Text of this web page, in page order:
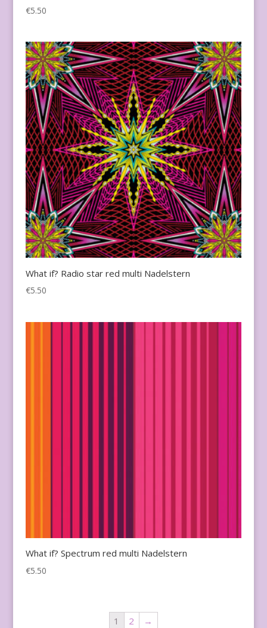
€5.50
What if? Radio star red multi Nadelstern
€5.50
What if? Spectrum red multi Nadelstern
€5.50
1 2 →